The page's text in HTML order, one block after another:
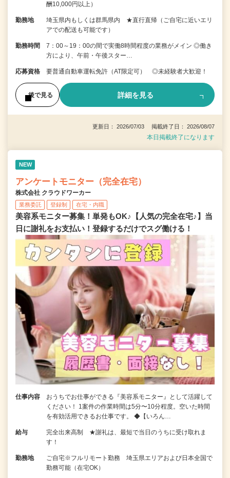
酬10,000円以上）
勤務地
埼玉県内もしくは群馬県内 ★直行直帰（ご自宅に近いエリ
アでの配送も可能です）
勤務時間
7：00～19：00の間で実働8時間程度の業務がメイン ◎働き
方により、午前・午後スター…
応募資格 要普通自動車運転免許（AT限定可） ◎未経験者大歓迎！
後で見る 詳細を見る
更新日： 2026/07/03 掲載終了日： 2026/08/07
本日掲載終了になります
NEW
アンケートモニター（完全在宅）
株式会社 クラウドワーカー
業務委託 登録制 在宅・内職
美容系モニター募集！単発もOK♪【人気の完全在宅♪】当
日に謝礼をお支払い！登録するだけでスグ働ける！
仕事内容
おうちでお仕事ができる『美容系モニター』として活躍して
ください！ 1案件の作業時間は5分〜10分程度。空いた時間
を有効活用できるお仕事です。 ◆【いろん…
給与
完全出来高制 ★謝礼は、最短で当日のうちに受け取れま
す！
勤務地
ご自宅※フルリモート勤務 埼玉県エリアおよび日本全国で
勤務可能（在宅OK）